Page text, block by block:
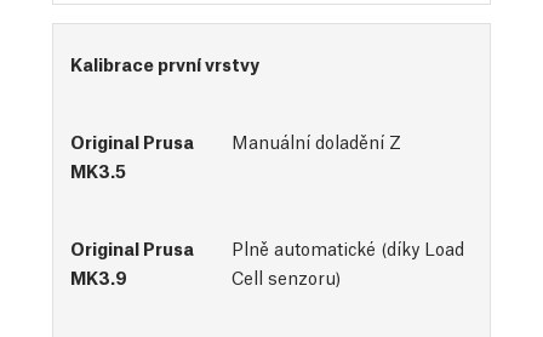
Kalibrace první vrstvy
Manuální doladění Z
Plně automatické (díky Load
Cell senzoru)